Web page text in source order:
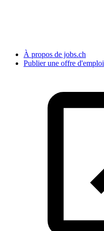
À propos de jobs.ch
Publier une offre d'emploi